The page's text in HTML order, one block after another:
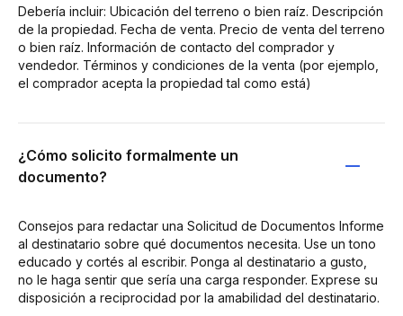
Debería incluir: Ubicación del terreno o bien raíz. Descripción
de la propiedad. Fecha de venta. Precio de venta del terreno
o bien raíz. Información de contacto del comprador y
vendedor. Términos y condiciones de la venta (por ejemplo,
el comprador acepta la propiedad tal como está)
¿Cómo solicito formalmente un
documento?
Consejos para redactar una Solicitud de Documentos Informe
al destinatario sobre qué documentos necesita. Use un tono
educado y cortés al escribir. Ponga al destinatario a gusto,
no le haga sentir que sería una carga responder. Exprese su
disposición a reciprocidad por la amabilidad del destinatario.